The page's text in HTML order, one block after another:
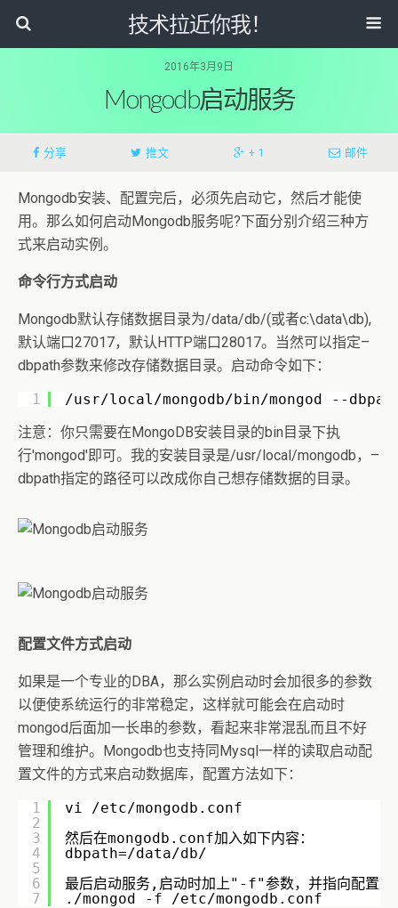
技术拉近你我！
2016年3月9日
Mongodb启动服务
分享 推文 + 1 邮件
Mongodb安装、配置完后，必须先启动它，然后才能使
用。那么如何启动Mongodb服务呢?下面分别介绍三种方
式来启动实例。
命令行方式启动
Mongodb默认存储数据目录为/data/db/(或者c:\data\db),
默认端口27017，默认HTTP端口28017。当然可以指定–
dbpath参数来修改存储数据目录。启动命令如下：
1
/usr/local/mongodb/bin/mongod --
注意：你只需要在MongoDB安装目录的bin目录下执
行'mongod'即可。我的安装目录是/usr/local/mongodb，–
dbpath指定的路径可以改成你自己想存储数据的目录。
配置文件方式启动
如果是一个专业的DBA，那么实例启动时会加很多的参数
以便使系统运行的非常稳定，这样就可能会在启动时
mongod后面加一长串的参数，看起来非常混乱而且不好
管理和维护。Mongodb也支持同Mysql一样的读取启动配
置文件的方式来启动数据库，配置方法如下：
1
2
3
4
5
6
7
vi /etc/mongodb.conf
然后在mongodb.conf加入如下内容：
dbpath=/data/db/
最后启动服务,启动时加上"-f"参数，并指向配置
./mongod -f /etc/mongodb.conf